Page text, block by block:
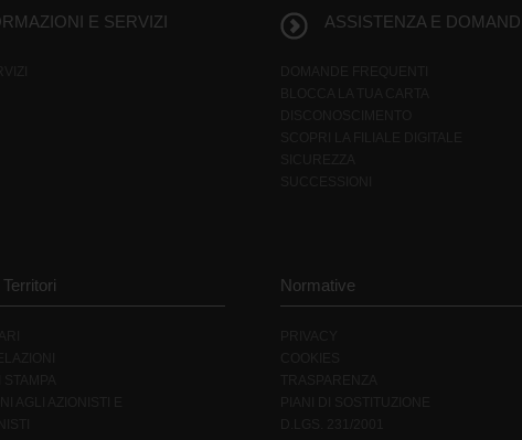
E SERVIZI ASSISTENZA E
Normative